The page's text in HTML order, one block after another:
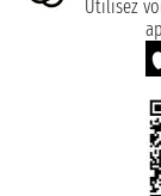
Utilisez